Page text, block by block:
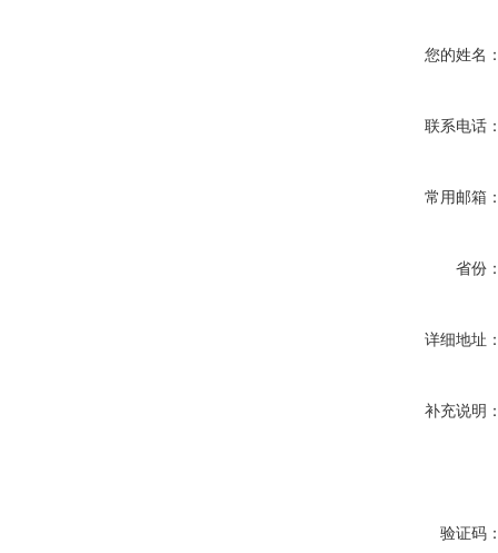
您的姓名
联系电话
常用邮箱
省份
详细地址
补充说明
验证码